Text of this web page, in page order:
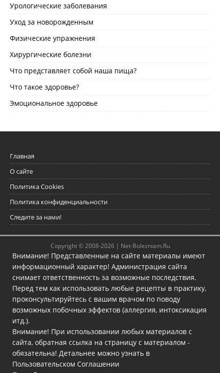
Урологические заболевания
Уход за новорожденным
Физические упражнения
Хирургические болезни
Что представляет собой наша пища?
Что такое здоровье?
Эмоциональное здоровье
Главная
О сайте
Политика Cookies
Политика конфиденциальности
Следите за нами!
Copyright © 2008-2026 | Net-Bolezniam.Ru
Внимание! Представленные на сайте материалы имеют
информационный характер! Администрация сайта
снимает ответственность за возможные последствия.
Перед тем как использовать любые рецепты в практику,
проконсультируйтесь с вашим врачом по поводу
возможных побочных эффектов (аллергия, интоксикация
итд.).
Внимание! При использовании любых материалов с
сайта, обратная ссылка на страницу с материалом -
обязательна! Детальнее можно узнать в
Пользовательском Соглашении